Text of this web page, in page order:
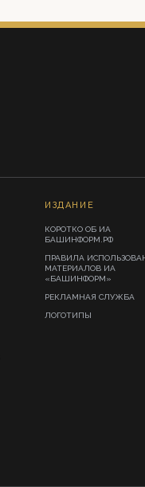
ИЗДАНИЕ
КОРОТКО ОБ ИА
БАШИНФОРМ.РФ
ПРАВИЛА
МАТЕРИАЛОВ ИА
«БАШИНФОРМ»
РЕКЛАМНАЯ СЛУЖБА
ЛОГОТИПЫ